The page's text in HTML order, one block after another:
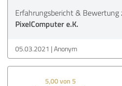
Erfahrungsbericht & Bewertung
PixelComputer e.K.
05.03.2021 Anonym
5,00 von 5